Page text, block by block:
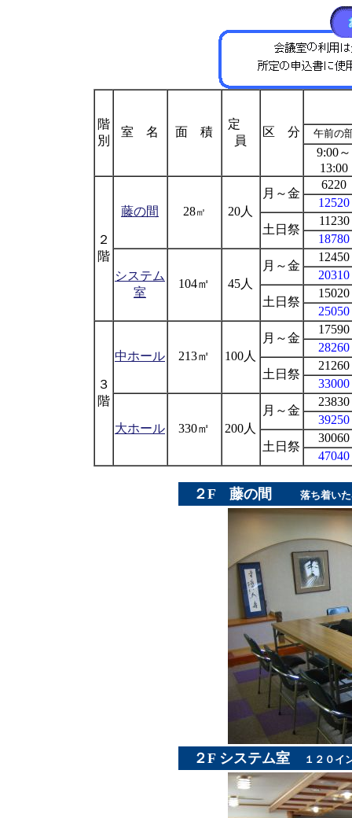
階
別
室 名 面 積
定
員
区 分 午前の
9:00～
13:00
２
階
藤の間 28㎡ 20人
月～金
6220
12520
土日祭
11230
18780
システム
室
104㎡ 45人
月～金
12450
20310
土日祭
15020
25050
３
階
中ホール 213㎡ 100人
月～金
17590
28260
土日祭
21260
33000
大ホール 330㎡ 200人
月～金
23830
39250
土日祭
30060
47040
２F 藤の間 落ち着い
２F システム室 １２０イ